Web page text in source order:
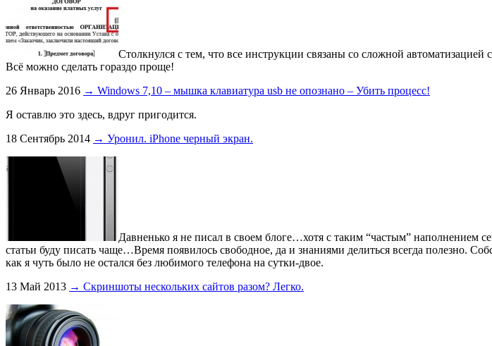
Столкнулся с тем, что все инструкции связаны со сложной автоматизацией
Всё можно сделать гораздо проще!
26 Январь 2016 → Windows 7,10 – мышка клавиатура usb не опознано – Убить процесс!
Я оставлю это здесь, вдруг пригодится.
18 Сентябрь 2014 → Уронил. iPhone черный экран.
Давненько я не писал в своем блоге…хотя с таким “частым” наполнением
статьи буду писать чаще…Время появилось свободное, да и знаниями делиться всегда полезно.
как я чуть было не остался без любимого телефона на сутки-двое.
13 Май 2013 → Скриншоты нескольких сайтов разом? Легко.